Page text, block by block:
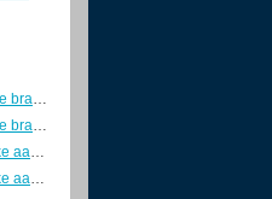
KVGO en Febelgra in gesprek over actuele brancheontwikkelingen
KVGO en Febelgra in gesprek over actuele brancheontwikkelingen
Zorgen over de postmarkt krijgen landelijke aandacht
Zorgen over de postmarkt krijgen landelijke aandacht